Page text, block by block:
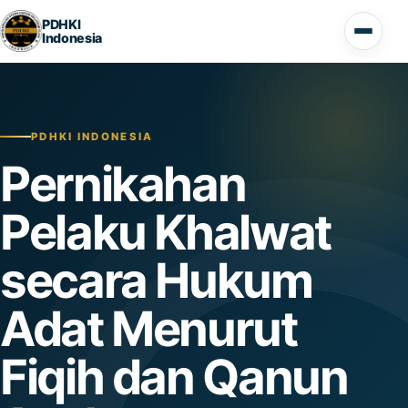
Lompat ke konten
PDHKI
Indonesia
Buka
PDHKI INDONESIA
Pernikahan
Pelaku Khalwat
secara Hukum
Adat Menurut
Fiqih dan Qanun